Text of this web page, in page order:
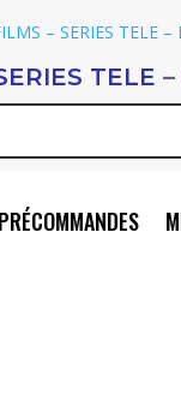
TELE –
PRÉCOMMANDES